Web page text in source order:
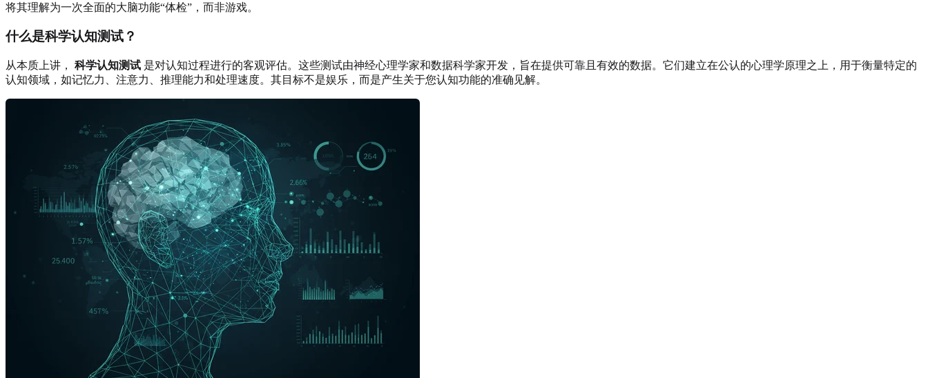
将其理解为一次全面的大脑功能“体检”，而非游戏。
什么是科学认知测试？
从本质上讲， 科学认知测试 是对认知过程进行的客观评估。这些测试由神经心理学家和数据科学家开发，旨在提供可靠且有效的数据。它们建立在公认的心理学原理之上，用于衡量特定的
认知领域，如记忆力、注意力、推理能力和处理速度。其目标不是娱乐，而是产生关于您认知功能的准确见解。